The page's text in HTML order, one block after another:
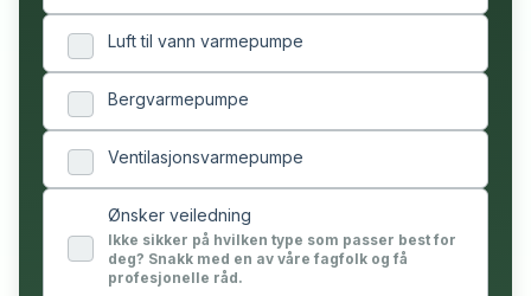
Luft til vann varmepumpe
Bergvarmepumpe
Ventilasjonsvarmepumpe
Ønsker veiledning
Ikke sikker på hvilken type som passer best for
deg? Snakk med en av våre fagfolk og få
profesjonelle råd.